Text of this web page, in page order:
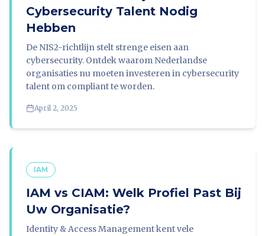
Cybersecurity Talent Nodig
Hebben
De NIS2-richtlijn stelt strenge eisen aan
cybersecurity. Ontdek waarom Nederlandse
organisaties nu moeten investeren in cybersecurity
talent om compliant te worden.
April 2, 2025
IAM
IAM vs CIAM: Welk Profiel Past Bij
Uw Organisatie?
Identity & Access Management kent vele